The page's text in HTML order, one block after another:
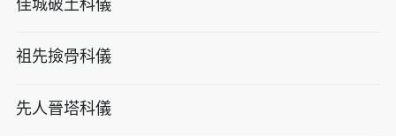
佳城破土科儀
祖先撿骨科儀
先人晉塔科儀